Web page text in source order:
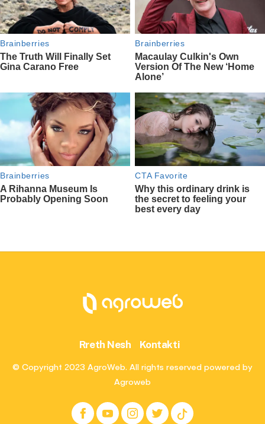
Rreth Nesh Kontakti
© Copyright 2023 AgroWeb. All rights reserved powered by
Agroweb